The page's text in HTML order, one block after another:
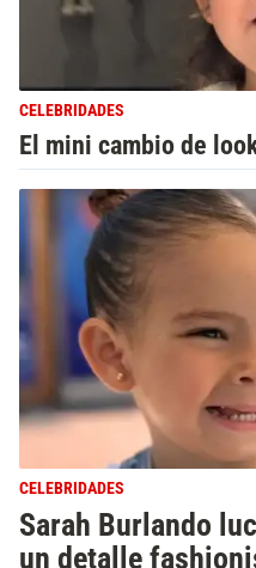
CELEBRIDADES
El mini cambio de
CELEBRIDADES
Sarah Burlando
un detalle